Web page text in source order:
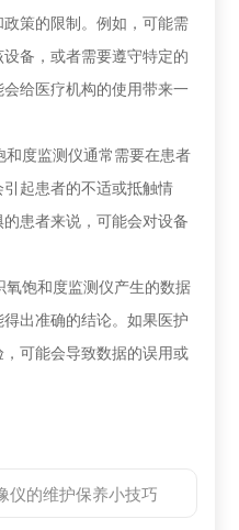
策的限制。例如，可能需
备，或者需要遵守特定的
给医疗机构的使用带来一
度监测仪通常需要在患者
起患者的不适或抵触情
患者来说，可能会对设备
饱和度监测仪产生的数据
出准确的结论。如果医护
可能会导致数据的误用或
仪的维护保养小技巧